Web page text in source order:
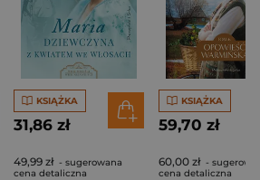
KSIĄŻKA
31,86 zł
49,99 zł - sugerowana
cena detaliczna
KSIĄŻKA
59,70 zł
60,00 zł -
cena detaliczna